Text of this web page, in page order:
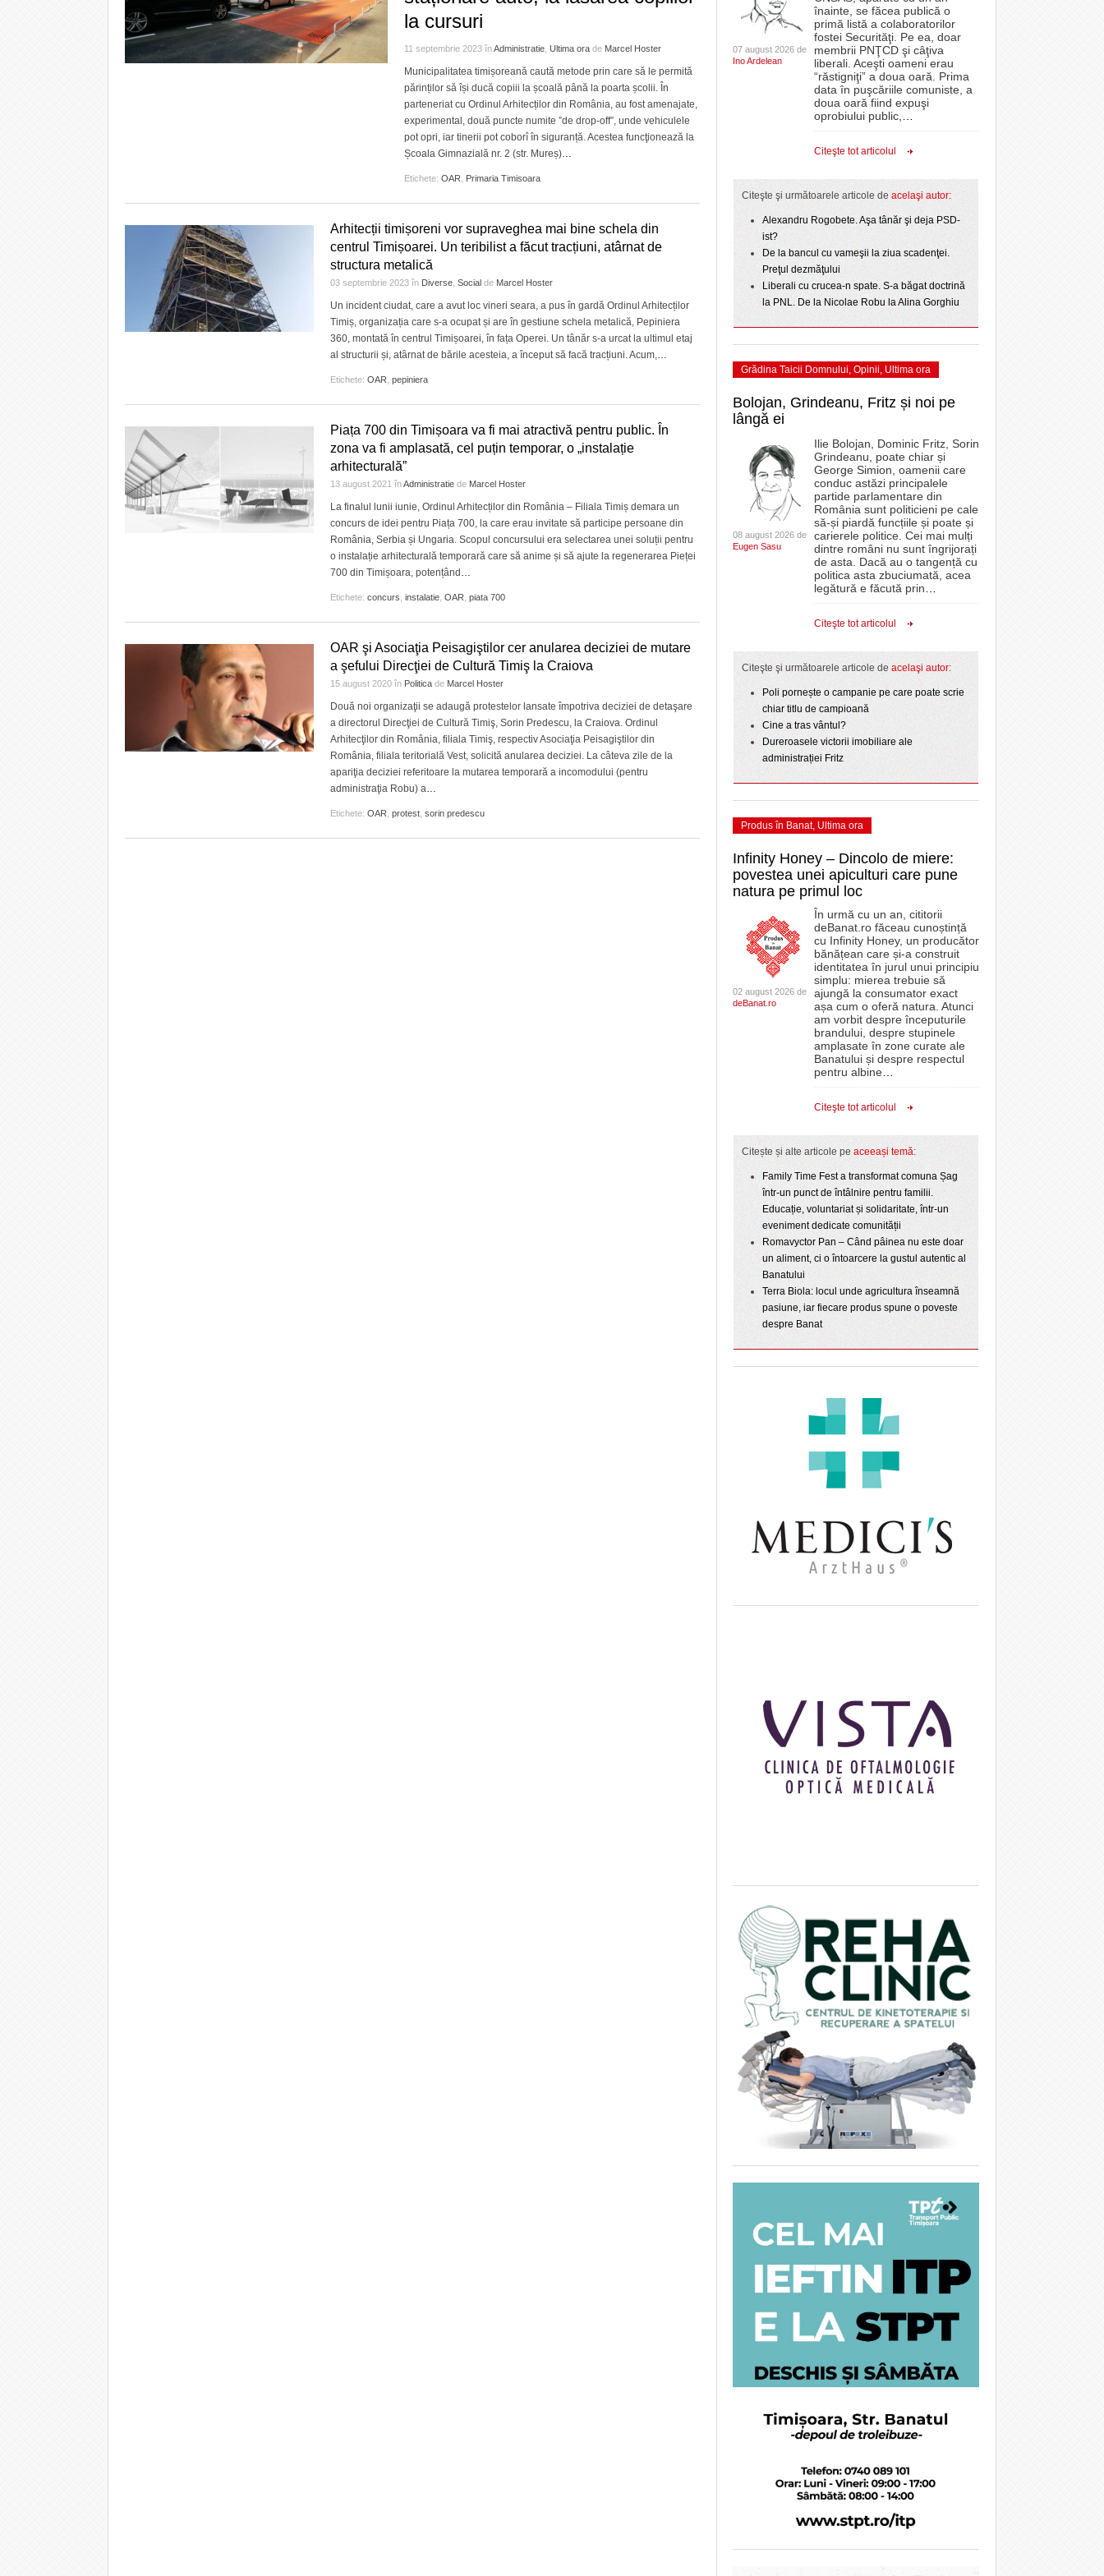
arhitectural din oraș
Timișoara are de luni șase noi cetățeni de
View all
Sorin Şipoş nu le dă nicio speranţă PSD-iştilor:
“Nu veți câștiga niciodată Timișoara. Nici în
2028, nici în 3028, când Dominic Fritz sigur nu
va mai fi primar - 5 August 2026
În ultimii trei ani niciun primar aflat în conflict de
interese nu şi-a pierdut mandatul. Avocatul Toni
Neacşu ia apărarea prefectului de Timiş în
Semne bune sezonul are! Politehnica bate
Chindia mult mai clar decât o arată scorul
- 4
August 2026
Politehnica Timișoara începe Superliga în
deplasare. Când sunt programate derby-urile
pentru play-off - 4 August 2026
View all
CU OIŞTEA-N
KIERKEGAARD
FINANŢĂRI DE LA A
LA Z
oră, a venit „ploaia”. Apa a fost asigurată de
pompierii voluntari- 6 August 2026
Filmul „Ultimul ingredient”, o poveste a
Banatului în competiția internațională Food Film
- 5 August 2026
View all
proiectelor derulate de instituție din fonduri
europene/FOTO
ANAF oferă persoanelor fizice posibilitatea să
beneficieze de Declarația Unică 212
precompletată- 25 November 2025
CLIPURI VIDEO
JOCURI ONLINE
DIVERSE
FARMACII DIN
TIMIŞOARA
HARTA TIMIŞOAREI
LICEE, ŞCOLI ŞI
SFATUL MEDICULUI
la cursuri
11 septembrie 2023 înAdministratie Ultima ora de Marcel Hoster
Municipalitatea timișoreană caută metode prin care să le permită
părinților să își ducă copiii la școală până la poarta școlii. În
parteneriat cu Ordinul Arhitecților din România, au fost amenajate,
experimental, două puncte numite ”de drop-off”, unde vehiculele
pot opri, iar tinerii pot coborî în siguranță. Acestea funcţionează la
Școala Gimnazială nr. 2 (str. Mureș)…
Etichete: OAR Primaria Timisoara
Arhitecții timișoreni vor supraveghea mai bine schela din
centrul Timișoarei. Un teribilist a făcut tracțiuni, atârnat de
structura metalică
03 septembrie 2023 în Diverse Social de Marcel Hoster
Un incident ciudat, care a avut loc vineri seara, a pus în gardă Ordinul Arhitecților
Timiș, organizația care s-a ocupat și are în gestiune schela metalică, Pepiniera
360, montată în centrul Timișoarei, în fața Operei. Un tânăr s-a urcat la ultimul etaj
al structurii și, atârnat de bările acesteia, a început să facă tracțiuni. Acum,…
Etichete: OAR pepiniera
Piața 700 din Timișoara va fi mai atractivă pentru public. În
zona va fi amplasată, cel puțin temporar, o „instalație
arhitecturală”
13 august 2021 înAdministratie de Marcel Hoster
La finalul lunii iunie, Ordinul Arhitecților din România – Filiala Timiș demara un
concurs de idei pentru Piața 700, la care erau invitate să participe persoane din
România, Serbia și Ungaria. Scopul concursului era selectarea unei soluții pentru
o instalație arhitecturală temporară care să anime și să ajute la regenerarea Pieței
700 din Timișoara, potențând …
Etichete: concurs instalatie OAR piata 700
OAR şi Asociaţia Peisagiştilor cer anularea deciziei de mutare
a şefului Direcţiei de Cultură Timiş la Craiova
15 august 2020 în Politica de Marcel Hoster
Două noi organizaţii se adaugă protestelor lansate împotriva deciziei de detaşare
a directorul Direcţiei de Cultură Timiş, Sorin Predescu, la Craiova. Ordinul
Arhitecţilor din România, filiala Timiş, respectiv Asociaţia Peisagiştilor din
România, filiala teritorială Vest, solicită anularea deciziei. La câteva zile de la
apariţia deciziei referitoare la mutarea temporară a incomodului (pentru
administraţia Robu) a…
Etichete: OAR protest sorin predescu
07 august 2026 de
Ino Ardelean
înainte, se făcea publică o
primă listă a colaboratorilor
fostei Securităţi. Pe ea, doar
membrii PNŢCD şi câţiva
liberali. Aceşti oameni erau
“răstigniţi” a doua oară. Prima
data în puşcăriile comuniste, a
doua oară fiind expuşi
oprobiului public,
Citeşte tot articolul
Citeşte şi următoarele articole de acelaşi autor:
Alexandru Rogobete. Aşa tânăr şi deja PSD-
ist?
De la bancul cu vameşii la ziua scadenţei.
Preţul dezmăţului
Liberali cu crucea-n spate. S-a băgat doctrină
la PNL. De la Nicolae Robu la Alina Gorghiu
Grădina Taicii Domnului, Opinii, Ultima ora
Bolojan, Grindeanu, Fritz și noi pe
lângă ei
08 august 2026 de
Eugen Sasu
Ilie Bolojan, Dominic Fritz, Sorin
Grindeanu, poate chiar și
George Simion, oamenii care
conduc astăzi principalele
partide parlamentare din
România sunt politicieni pe cale
să-și piardă funcțiile și poate și
carierele politice. Cei mai mulți
dintre români nu sunt îngrijorați
de asta. Dacă au o tangență cu
politica asta zbuciumată, acea
legătură e făcută prin
Citeşte tot articolul
Citeşte şi următoarele articole de acelaşi autor:
Poli pornește o campanie pe care poate scrie
chiar titlu de campioană
Cine a tras vântul?
Dureroasele victorii imobiliare ale
administrației Fritz
Produs în Banat, Ultima ora
Infinity Honey – Dincolo de miere:
povestea unei apiculturi care pune
natura pe primul loc
02 august 2026 de
deBanat.ro
În urmă cu un an, cititorii
deBanat.ro făceau cunoștință
cu Infinity Honey, un producător
bănățean care și-a construit
identitatea în jurul unui principiu
simplu: mierea trebuie să
ajungă la consumator exact
așa cum o oferă natura. Atunci
am vorbit despre începuturile
brandului, despre stupinele
amplasate în zone curate ale
Banatului și despre respectul
pentru albine
Citeşte tot articolul
Citește și alte articole pe aceeași temă:
Family Time Fest a transformat comuna Șag
într-un punct de întâlnire pentru familii.
Educație, voluntariat și solidaritate, într-un
eveniment dedicate comunității
Romavyctor Pan – Când pâinea nu este doar
un aliment, ci o întoarcere la gustul autentic al
Banatului
Terra Biola: locul unde agricultura înseamnă
pasiune, iar fiecare produs spune o poveste
despre Banat